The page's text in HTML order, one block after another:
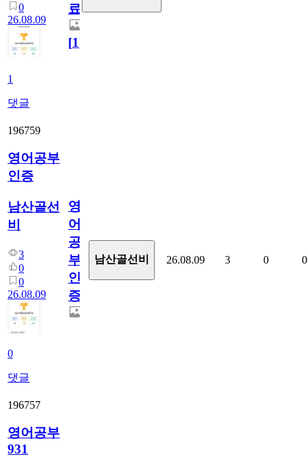
0
26.08.09
1
댓글
료
[1]
196759
영어공부
인증
남산골선
비
3
0
0
26.08.09
0
댓글
영
어
공
부
인
증
남산골선비 26.08.09 3 0 0
196757
영어공부
931